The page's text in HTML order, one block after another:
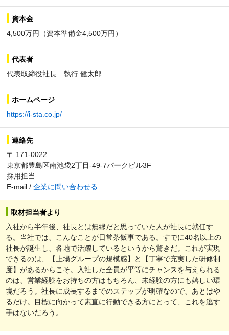
資本金
4,500万円（資本準備金4,500万円）
代表者
代表取締役社長 執行 健太郎
ホームページ
https://i-sta.co.jp/
連絡先
〒 171-0022
東京都豊島区南池袋2丁目-49-7パークビル3F
採用担当
E-mail / 企業に問い合わせる
取材担当者より
入社から半年後、社長とは無縁だと思っていた人が社長に就任す
る。当社では、こんなことが日常茶飯事である。すでに40名以上の
社長が誕生し、各地で活躍しているというから驚きだ。これが実現
できるのは、【上場グループの規模感】と【丁寧で充実した研修制
度】があるからこそ。入社した全員が平等にチャンスを与えられる
のは、営業経験をお持ちの方はもちろん、未経験の方にも嬉しい環
境だろう。社長に成長するまでのステップが明確なので、あとはや
るだけ。目標に向かって素直に行動できる方にとって、これを逃す
手はないだろう。